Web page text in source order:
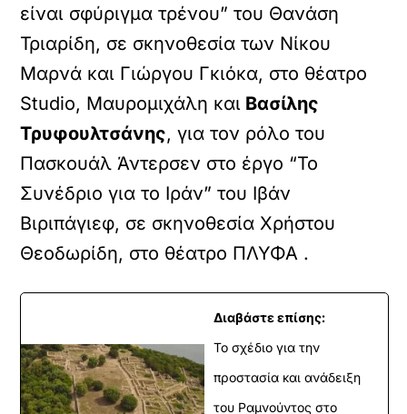
είναι σφύριγμα τρένου” του Θανάση
Τριαρίδη, σε σκηνοθεσία των Νίκου
Μαρνά και Γιώργου Γκιόκα, στο θέατρο
Studio, Μαυρομιχάλη και Βασίλης
Τρυφουλτσάνης, για τον ρόλο του
Πασκουάλ Άντερσεν στο έργο “Το
Συνέδριο για το Ιράν” του Ιβάν
Βιριπάγιεφ, σε σκηνοθεσία Χρήστου
Θεοδωρίδη, στο θέατρο ΠΛΥΦΑ .
Διαβάστε επίσης:
Το σχέδιο για την
προστασία και ανάδειξη
του Ραμνούντος στο